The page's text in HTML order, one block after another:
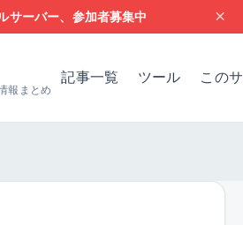
サーバー、参加者募集中 ×
報まとめ
記事一覧 ツール この